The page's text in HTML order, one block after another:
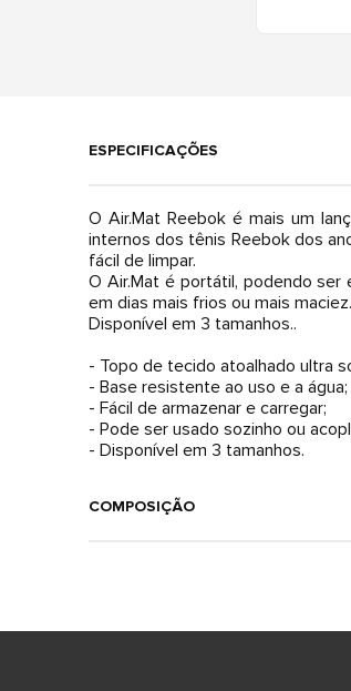
ESPECIFICAÇÕES
O Air.Mat Reebok é mais um
internos dos tênis Reebok dos
fácil de limpar.
O Air.Mat é portátil, podendo ser
em dias mais frios ou mais maciez.
Disponível em 3 tamanhos..
- Topo de tecido atoalhado ultra
- Base resistente ao uso e a água;
- Fácil de armazenar e carregar;
- Pode ser usado sozinho ou
- Disponível em 3 tamanhos.
COMPOSIÇÃO